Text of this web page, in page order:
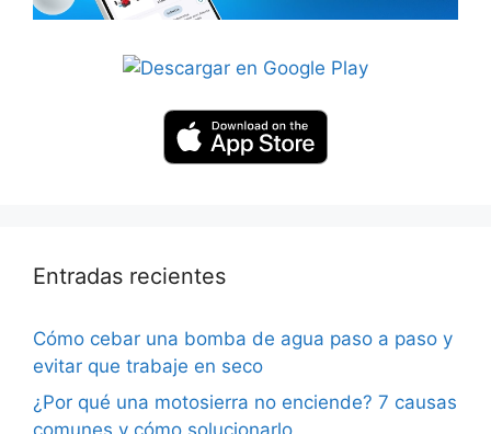
Entradas recientes
Cómo cebar una bomba de agua paso a paso y
evitar que trabaje en seco
¿Por qué una motosierra no enciende? 7 causas